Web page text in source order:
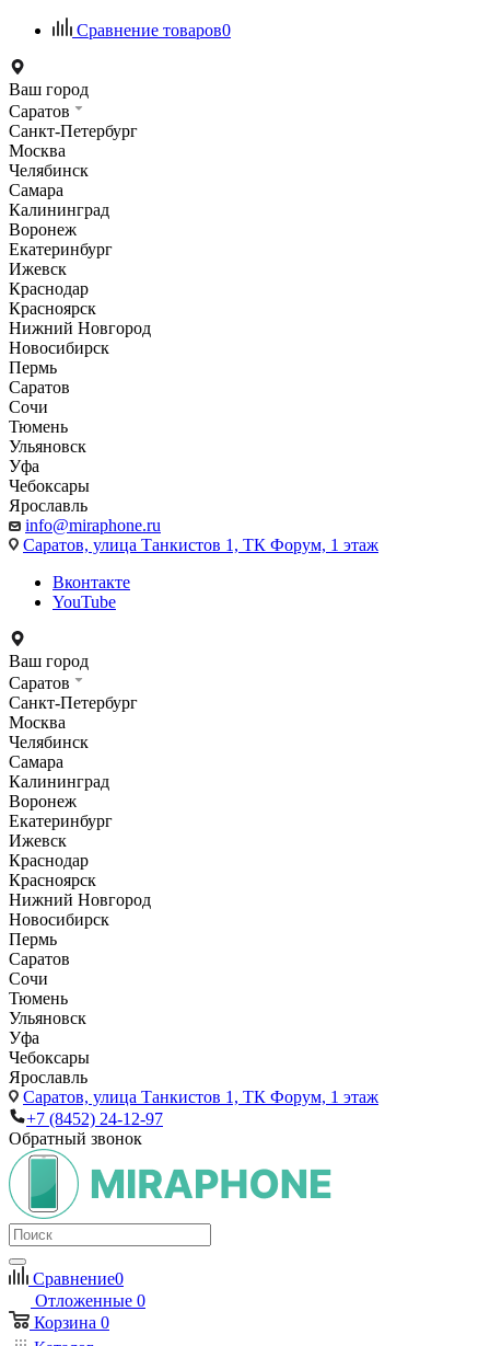
Сравнение товаров0
Ваш город
Саратов
Санкт-Петербург
Москва
Челябинск
Самара
Калининград
Воронеж
Екатеринбург
Ижевск
Краснодар
Красноярск
Нижний Новгород
Новосибирск
Пермь
Саратов
Сочи
Тюмень
Ульяновск
Уфа
Чебоксары
Ярославль
info@miraphone.ru
Саратов, улица Танкистов 1, ТК Форум, 1 этаж
Вконтакте
YouTube
Ваш город
Саратов
Санкт-Петербург
Москва
Челябинск
Самара
Калининград
Воронеж
Екатеринбург
Ижевск
Краснодар
Красноярск
Нижний Новгород
Новосибирск
Пермь
Саратов
Сочи
Тюмень
Ульяновск
Уфа
Чебоксары
Ярославль
Саратов, улица Танкистов 1, ТК Форум, 1 этаж
+7 (8452) 24-12-97
Обратный звонок
Сравнение0
Отложенные 0
Корзина 0